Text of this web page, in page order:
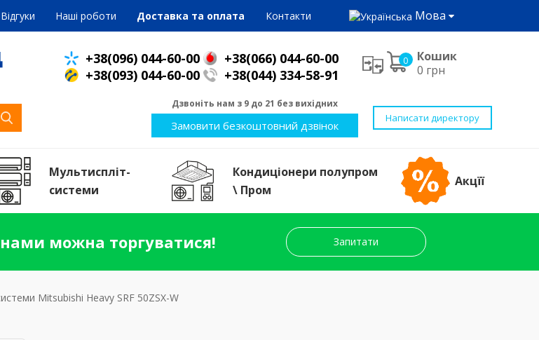
Відгуки Наші роботи Доставка та оплата Контакти Мова
+38(096) 044-60-00
+38(066) 044-60-00
+38(093) 044-60-00
+38(044) 334-58-91
0
Кошик
0 грн
Дзвоніть нам з 9 до 21 без вихідних
Замовити безкоштовний дзвінок
Написати директору
Мультиспліт-
системи
Кондиціонери полупром
\ Пром
Акцїї
можна торгуватися! Запитати
Mitsubishi Heavy SRF 50ZSX-W